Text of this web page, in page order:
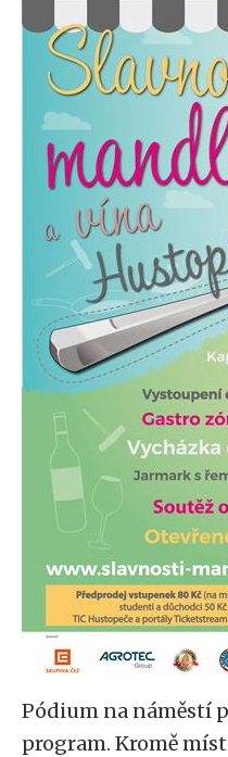
Pódium na náměstí
program. Kromě